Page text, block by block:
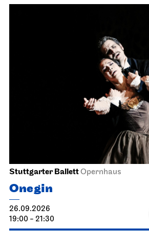
Stuttgarter BallettOpernhaus
Onegin
26.09.2026
19:00 - 21:30